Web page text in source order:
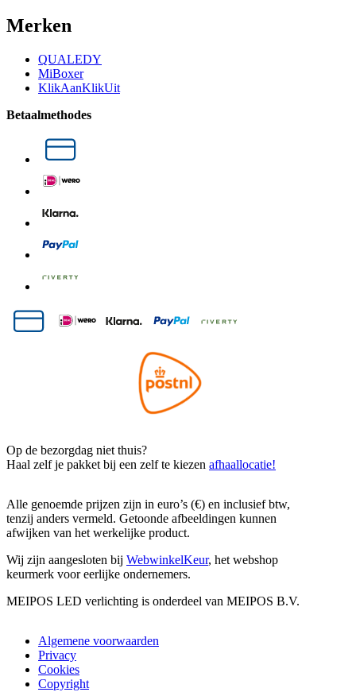
Merken
QUALEDY
MiBoxer
KlikAanKlikUit
Betaalmethodes
Op de bezorgdag niet thuis?
Haal zelf je pakket bij een zelf te kiezen afhaallocatie!
Alle genoemde prijzen zijn in euro’s (€) en inclusief btw,
tenzij anders vermeld. Getoonde afbeeldingen kunnen
afwijken van het werkelijke product.
Wij zijn aangesloten bij WebwinkelKeur, het webshop
keurmerk voor eerlijke ondernemers.
MEIPOS LED verlichting is onderdeel van MEIPOS B.V.
Algemene voorwaarden
Privacy
Cookies
Copyright